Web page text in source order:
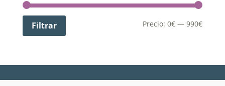
Filtrar Precio:0€ —990€